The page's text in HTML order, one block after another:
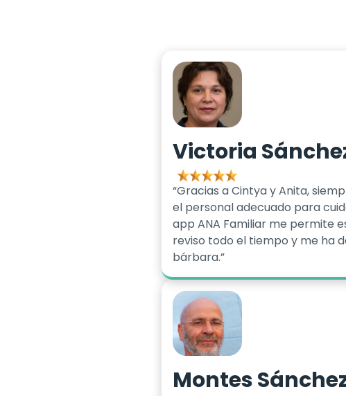
Victoria
“Gracias a Cintya y Anita,
el personal adecuado para
app ANA Familiar me permite
reviso todo el tiempo y me ha
bárbara.”
Montes